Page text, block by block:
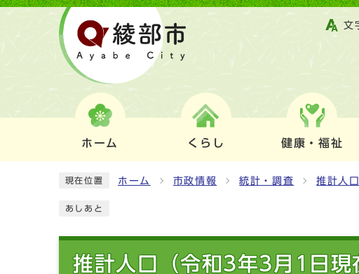
文
ホーム くらし 健康・福祉
現在位置 ホーム 市政情報 統計・調査 推計人口
あしあと
推計人口（令和3年3月1日現